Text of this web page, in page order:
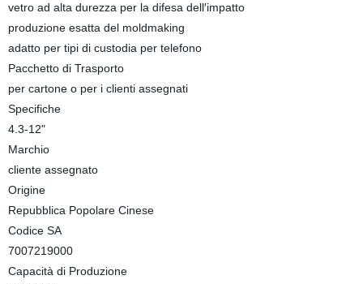
vetro ad alta durezza per la difesa dell′impatto
produzione esatta del moldmaking
adatto per tipi di custodia per telefono
Pacchetto di Trasporto
per cartone o per i clienti assegnati
Specifiche
4.3-12"
Marchio
cliente assegnato
Origine
Repubblica Popolare Cinese
Codice SA
7007219000
Capacità di Produzione